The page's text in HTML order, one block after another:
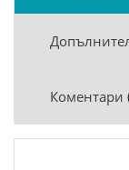
Коментари